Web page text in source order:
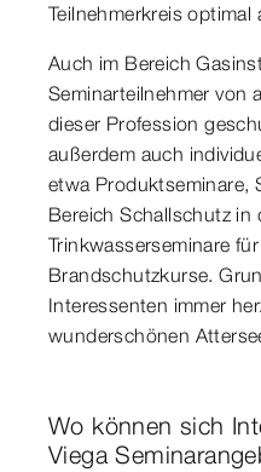
Teilnehmerkreis optimal
Auch im Bereich
Seminarteilnehmer von
dieser Profession
außerdem auch
etwa Produktseminare,
Bereich Schallschutz in
Trinkwasserseminare
Brandschutzkurse.
Interessenten immer
wunderschönen
Wo können sich
Viega